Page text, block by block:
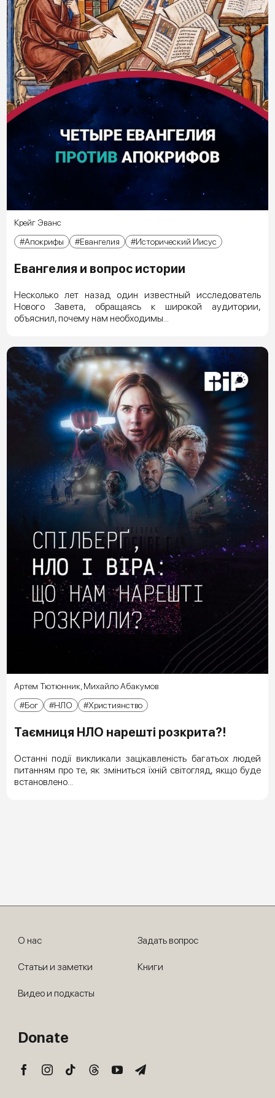
Крейг Эванс
Апокрифы
Евангелия Исторический Иисус
Евангелия и вопрос истории
Несколько лет назад один известный исследователь
Нового Завета, обращаясь к широкой аудитории,
объяснил, почему нам необходимы...
Артем Тютюнник Михайло Абакумов
Бог
НЛО Християнство
Таємниця НЛО нарешті розкрита?!
Останні події викликали зацікавленість багатьох людей
питанням про те, як зміниться їхній світогляд, якщо буде
встановлено...
О нас
Статьи и заметки
Видео и подкасты
Задать вопрос
Книги
Donate